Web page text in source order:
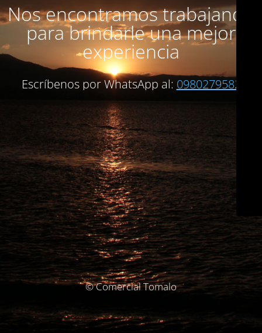
Nos encontramos trabajando
para brindarle una mejor
experiencia
Escríbenos por WhatsApp al: 0980279582
© Comercial Tomalo